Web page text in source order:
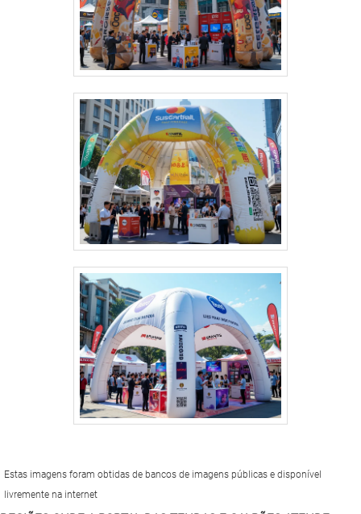
Estas imagens foram obtidas de bancos de imagens públicas e disponível
livremente na internet